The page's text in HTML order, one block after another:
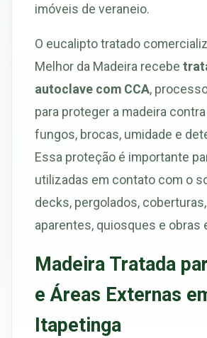
imóveis de veraneio.
O eucalipto tratado
Melhor da Madeira recebe
autoclave com CCA,
para proteger a madeira
fungos, brocas, umidade e
Essa proteção é importante
utilizadas em contato com o
decks, pergolados,
aparentes, quiosques e obras
Madeira Tratada
e Áreas Externas
Itapetinga